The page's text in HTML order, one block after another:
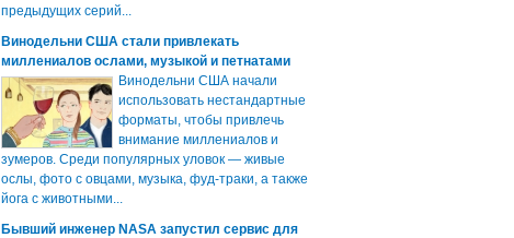
предыдущих серий...
Винодельни США стали привлекать
миллениалов ослами, музыкой и петнатами
Винодельни США начали
использовать нестандартные
форматы, чтобы привлечь
внимание миллениалов и
зумеров. Среди популярных уловок — живые
ослы, фото с овцами, музыка, фуд-траки, а также
йога с животными...
Бывший инженер NASA запустил сервис для